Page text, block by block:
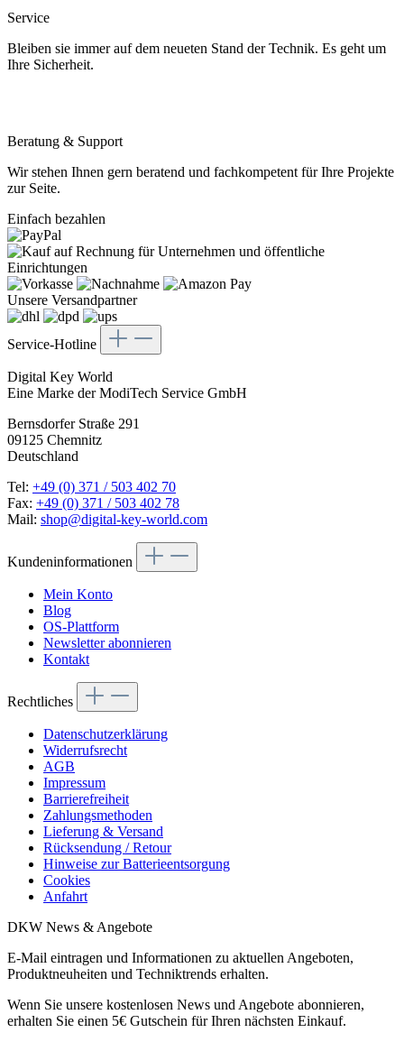
Service
Bleiben sie immer auf dem neueten Stand der Technik. Es geht um
Ihre Sicherheit.
Beratung & Support
Wir stehen Ihnen gern beratend und fachkompetent für Ihre Projekte
zur Seite.
Einfach bezahlen
Unsere Versandpartner
Service-Hotline
Digital Key World
Eine Marke der ModiTech Service GmbH
Bernsdorfer Straße 291
09125 Chemnitz
Deutschland
Tel: +49 (0) 371 / 503 402 70
Fax: +49 (0) 371 / 503 402 78
Mail: shop@digital-key-world.com
Kundeninformationen
Mein Konto
Blog
OS-Plattform
Newsletter abonnieren
Kontakt
Rechtliches
Datenschutzerklärung
Widerrufsrecht
AGB
Impressum
Barrierefreiheit
Zahlungsmethoden
Lieferung & Versand
Rücksendung / Retour
Hinweise zur Batterieentsorgung
Cookies
Anfahrt
DKW News & Angebote
E-Mail eintragen und Informationen zu aktuellen Angeboten,
Produktneuheiten und Techniktrends erhalten.
Wenn Sie unsere kostenlosen News und Angebote abonnieren,
erhalten Sie einen 5€ Gutschein für Ihren nächsten Einkauf.